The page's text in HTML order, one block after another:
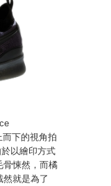
下的視角拍
以繪印方式
骨悚然，而橘
就是為了